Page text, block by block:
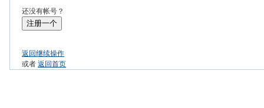
还没有帐号？
注册一个
返回继续操作
或者返回首页